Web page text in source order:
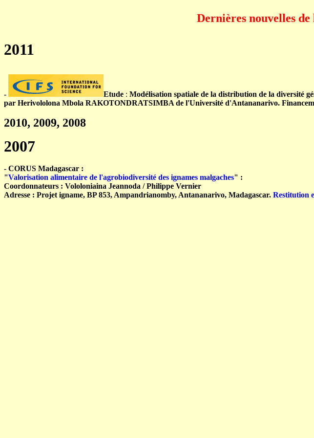
Dernières nouvelles
2011
- Etude : Modélisation spatiale de la distribution de la diversité
par Herivololona Mbola RAKOTONDRATSIMBA de l'Université d'Antananarivo.
2010, 2009, 2008
2007
- CORUS Madagascar :
"Valorisation alimentaire de l'agrobiodiversité des ignames malgaches" :
Coordonnateurs : Vololoniaina Jeannoda / Philippe Vernier
Adresse : Projet igname, BP 853, Ampandrianomby, Antananarivo, Madagascar. Restitution